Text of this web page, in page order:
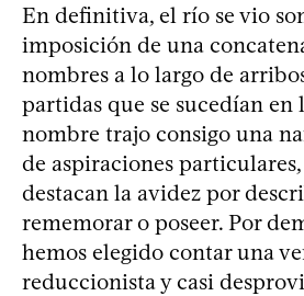
En definitiva, el río se vio
imposición de una
nombres a lo largo de
partidas que se sucedían en
nombre trajo consigo una
de aspiraciones
destacan la avidez por
rememorar o poseer. Por
hemos elegido contar una
reduccionista y casi